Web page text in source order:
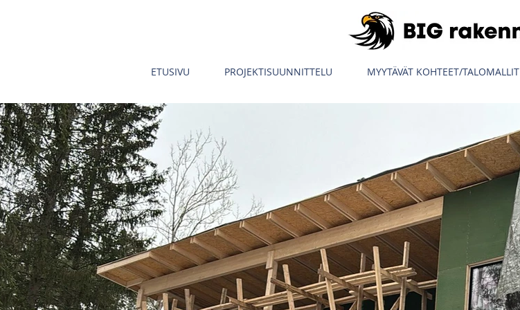
ETUSIVU PROJEKTISUUNNITTELU MYYTÄVÄT KOHTEET/TALOMALLIT